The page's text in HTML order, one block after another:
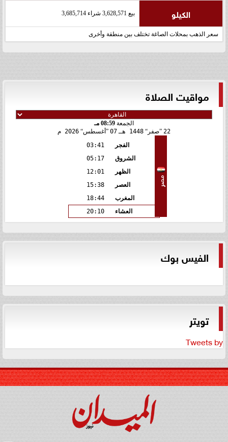
الكيلو بيع 3,628,571 شراء 3,685,714
سعر الذهب بمحلات الصاغة تختلف بين منطقة وأخرى
مواقيت الصلاة
الجمعة 08:59 مـ
22 صفر 1448 هـ 07 أغسطس 2026 م
مصر
الفجر
03:41
الشروق
05:17
الظهر
12:01
العصر
15:38
المغرب
18:44
العشاء
20:10
الفيس بوك
تويتر
Tweets by